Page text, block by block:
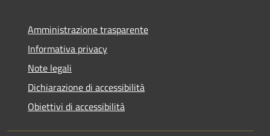
Amministrazione trasparente
Informativa privacy
Note legali
Dichiarazione di accessibilità
Obiettivi di accessibilità